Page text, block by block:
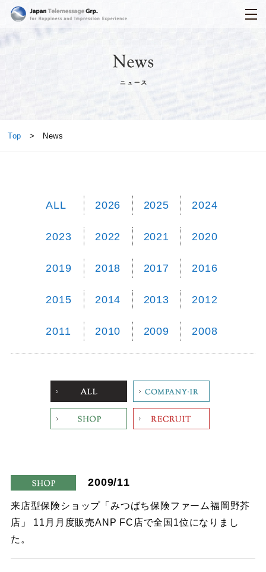
日本テレメッセージ
Top > News
ALL 2026 2025 2024
2023 2022 2021 2020
2019 2018 2017 2016
2015 2014 2013 2012
2011 2010 2009 2008
ALL Company
shop
2009/11
来店型保険ショップ「みつばち保険ファーム福岡野芥
店」 11月月度販売ANP FC店で全国1位になりまし
た。